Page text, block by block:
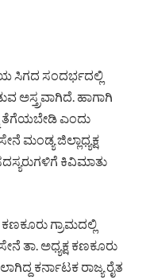
ಸಿಗದ ಸಂದರ್ಭದಲ್ಲಿ
ಅಸ್ತ್ರವಾಗಿದೆ. ಹಾಗಾಗಿ
ತೆಗೆಯಬೇಡಿ ಎಂದು
ಮಂಡ್ಯ ಜಿಲ್ಲಾಧ್ಯಕ್ಷ
ಕಿವಿಮಾತು
ಗ್ರಾಮದಲ್ಲಿ
ತಾ. ಅಧ್ಯಕ್ಷ ಕಣಕೂರು
ಕರ್ನಾಟಕ ರಾಜ್ಯ ರೈತ